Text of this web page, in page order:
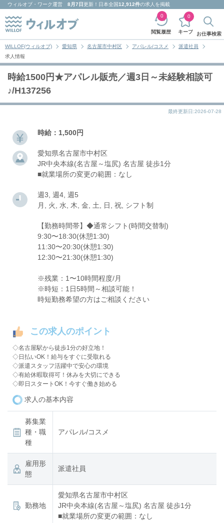
ウィルオブ・ワーク運営 8月7日更新！日本全国12,912件の求人を掲載
閲覧履歴
0
キープ
0
お仕事検索
WILLOF(ウィルオブ) 愛知県 名古屋市中村区 アパレル/コスメ
派遣社員
求人情報
時給1500円★アパレル販売／週3日～未経験相談可
♪/H137256
最終更新日:2026-07-28
時給：1,500円
愛知県名古屋市中村区
JR中央本線(名古屋～塩尻) 名古屋 徒歩1分
■就業場所の変更の範囲：なし
週3, 週4, 週5
月, 火, 水, 木, 金, 土, 日, 祝, シフト制
【勤務時間帯】◆通常シフト(時間交替制)
9:30〜18:30(休憩1:30)
11:30〜20:30(休憩1:30)
12:30〜21:30(休憩1:30)
※残業：1〜10時間程度/月
※時短：1日5時間～相談可能！
時短勤務希望の方はご相談ください
この求人のポイント
◇名古屋駅から徒歩1分の好立地！
◇日払いOK！給与をすぐに受取れる
◇派遣スタッフ活躍中で安心の環境
◇有給休暇取得可！休みを大切にできる
◇即日スタートOK！今すぐ働き始める
求人の基本内容
募集業
種・職
種
アパレル/コスメ
雇用形
態
派遣社員
勤務地
愛知県名古屋市中村区
JR中央本線(名古屋～塩尻) 名古屋 徒歩1分
■就業場所の変更の範囲：なし